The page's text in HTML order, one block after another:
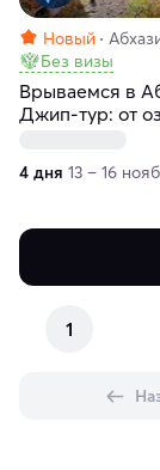
Новый
Без визы
Врываемся в
Джип-тур: от
4 дня 13 – 16
1